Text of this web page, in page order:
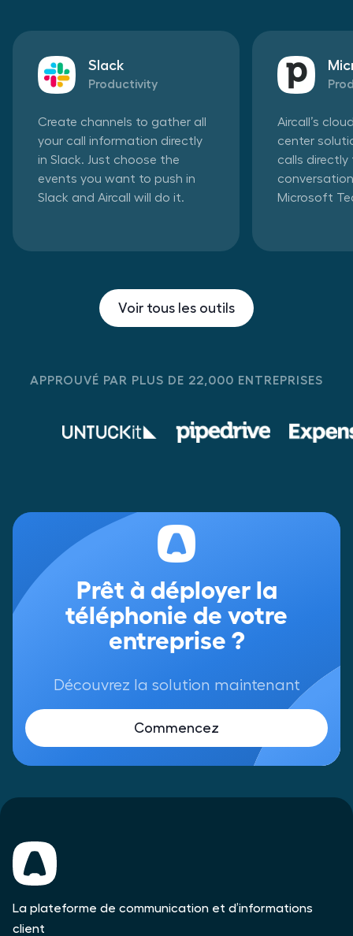
Slack
Productivity
Create channels to gather all
your call information directly
in Slack. Just choose the
events you want to push in
Slack and Aircall will do it.
Aircall’s
center
calls
Microsoft
Voir tous les outils
APPROUVÉ PAR PLUS DE 22,000 ENTREPRISES
Prêt à déployer la
téléphonie de votre
entreprise ?
Découvrez la solution maintenant
Commencez
La plateforme de communication et d’informations
client